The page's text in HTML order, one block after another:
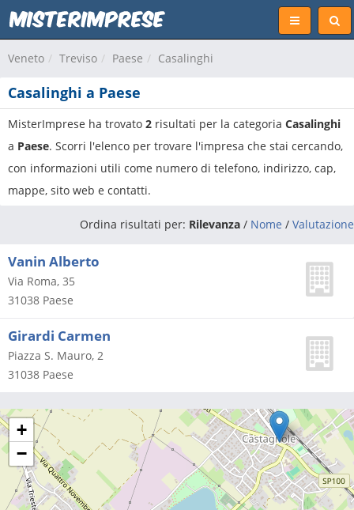
Veneto Treviso Paese Casalinghi
Casalinghi a Paese
MisterImprese ha trovato 2 risultati per la categoria Casalinghi
a Paese. Scorri l'elenco per trovare l'impresa che stai cercando,
con informazioni utili come numero di telefono, indirizzo, cap,
mappe, sito web e contatti.
Ordina risultati per: Rilevanza / Nome / Valutazione
Vanin Alberto
Via Roma, 35
31038 Paese
Girardi Carmen
Piazza S. Mauro, 2
31038 Paese
+
−